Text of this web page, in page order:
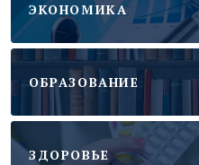
ЭКОНОМИКА
ОБРАЗОВАНИЕ
ЗДОРОВЬЕ